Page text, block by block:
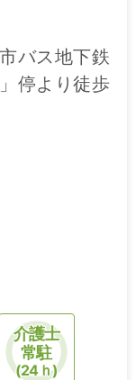
バス地下鉄
停より徒歩
介護士
常駐
(24ｈ)